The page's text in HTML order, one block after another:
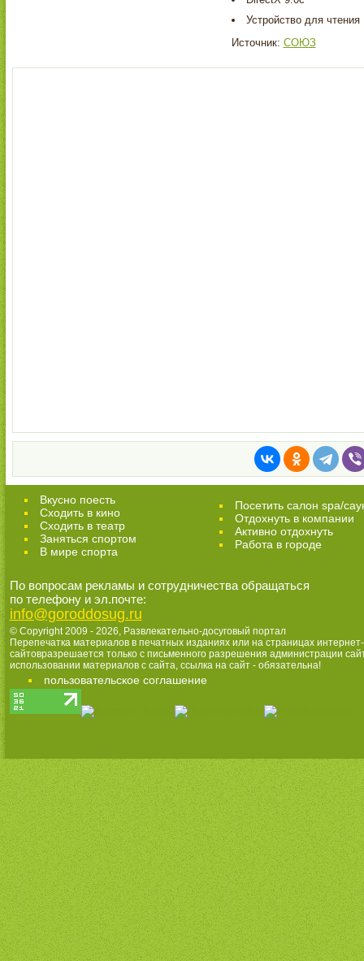
Устройство для чтения
Источник: СОЮЗ
Вкусно поесть
Сходить в кино
Cходить в театр
Заняться спортом
В мире спорта
Посетить салон spa/
Отдохнуть в компании
Активно отдохнуть
Работа в городе
По вопросам рекламы и сотрудничества обращаться
по телефону и эл.почте:
info@goroddosug.ru
© Copyright 2009 - 2026, Развлекательно-досуговый портал
Перепечатка материалов в печатных изданиях или на страницах интернет-
сайтовразрешается только с письменного разрешения администрации
использовании материалов с сайта, ссылка на сайт - обязательна!
пользовательское соглашение